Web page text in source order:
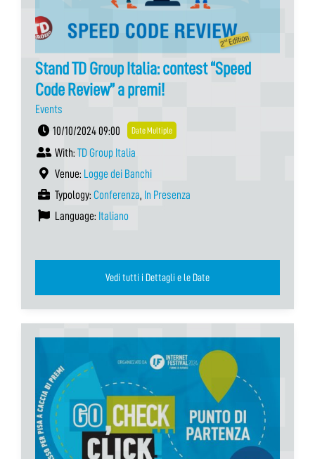
Stand TD Group Italia: contest “Speed
Code Review” a premi!
Events
10/10/2024 09:00
Date Multiple
With: TD Group Italia
Venue: Logge dei Banchi
Typology: Conferenza, In Presenza
Language: Italiano
Vedi tutti i Dettagli e le Date